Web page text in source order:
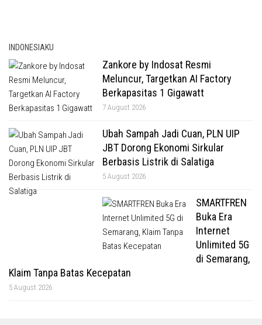
INDONESIAKU
Zankore by Indosat Resmi
Meluncur, Targetkan AI Factory
Berkapasitas 1 Gigawatt
7 August 2026
Ubah Sampah Jadi Cuan, PLN UIP
JBT Dorong Ekonomi Sirkular
Berbasis Listrik di Salatiga
5 August 2026
SMARTFREN
Buka Era
Internet
Unlimited 5G
di Semarang,
Klaim Tanpa Batas Kecepatan
5 August 2026